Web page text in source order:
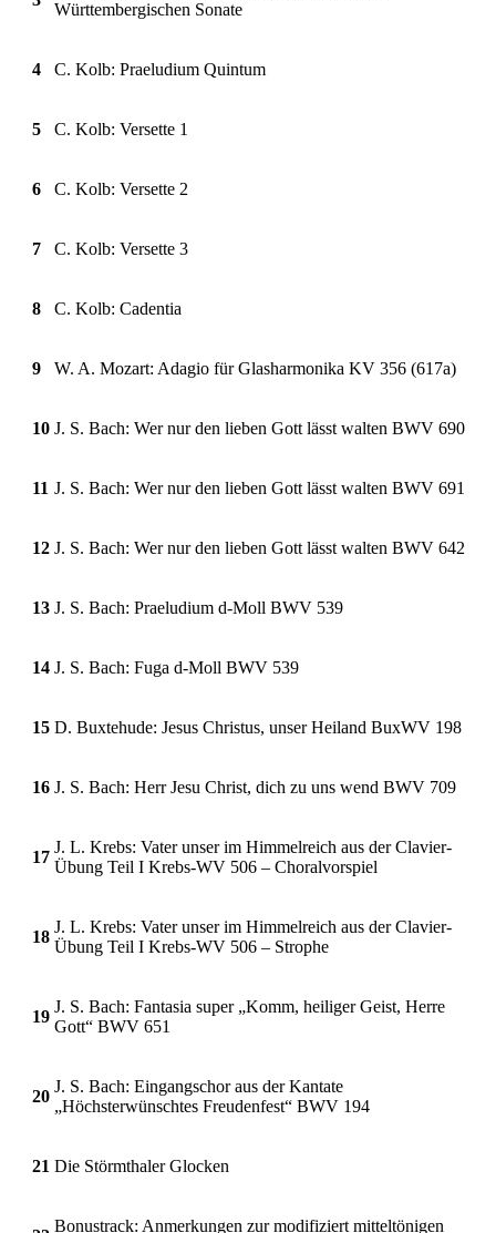
Württembergischen Sonate
4 C. Kolb: Praeludium Quintum
5 C. Kolb: Versette 1
6 C. Kolb: Versette 2
7 C. Kolb: Versette 3
8 C. Kolb: Cadentia
9 W. A. Mozart: Adagio für Glasharmonika KV 356 (617a)
10 J. S. Bach: Wer nur den lieben Gott lässt walten BWV 690
11 J. S. Bach: Wer nur den lieben Gott lässt walten BWV 691
12 J. S. Bach: Wer nur den lieben Gott lässt walten BWV 642
13 J. S. Bach: Praeludium d-Moll BWV 539
14 J. S. Bach: Fuga d-Moll BWV 539
15 D. Buxtehude: Jesus Christus, unser Heiland BuxWV 198
16 J. S. Bach: Herr Jesu Christ, dich zu uns wend BWV 709
17
J. L. Krebs: Vater unser im Himmelreich aus der Clavier-
Übung Teil I Krebs-WV 506 – Choralvorspiel
18
J. L. Krebs: Vater unser im Himmelreich aus der Clavier-
Übung Teil I Krebs-WV 506 – Strophe
19
J. S. Bach: Fantasia super „Komm, heiliger Geist, Herre
Gott“ BWV 651
20
J. S. Bach: Eingangschor aus der Kantate
„Höchsterwünschtes Freudenfest“ BWV 194
21 Die Störmthaler Glocken
Bonustrack: Anmerkungen zur modifiziert mitteltönigen